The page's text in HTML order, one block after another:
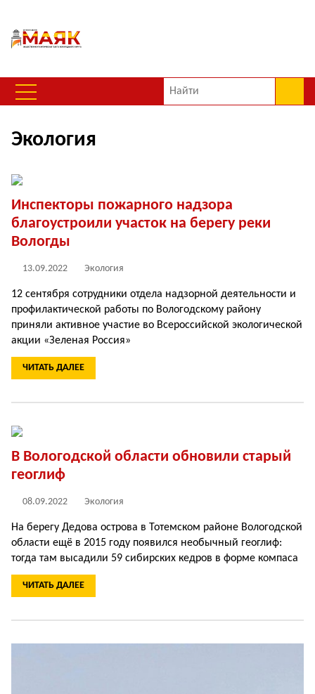
Экология
Инспекторы пожарного надзора
благоустроили участок на берегу реки
Вологды
13.09.2022 Экология
12 сентября сотрудники отдела надзорной деятельности и
профилактической работы по Вологодскому району
приняли активное участие во Всероссийской экологической
акции «Зеленая Россия»
ЧИТАТЬ ДАЛЕЕ
В Вологодской области обновили старый
геоглиф
08.09.2022 Экология
На берегу Дедова острова в Тотемском районе Вологодской
области ещё в 2015 году появился необычный геоглиф:
тогда там высадили 59 сибирских кедров в форме компаса
ЧИТАТЬ ДАЛЕЕ